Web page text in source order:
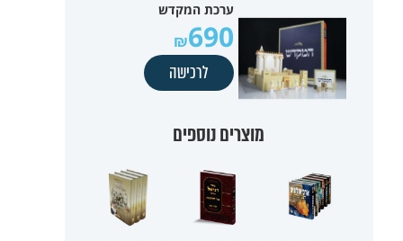
ערכת המקדש
690
לרכישה
מוצרים נוספים